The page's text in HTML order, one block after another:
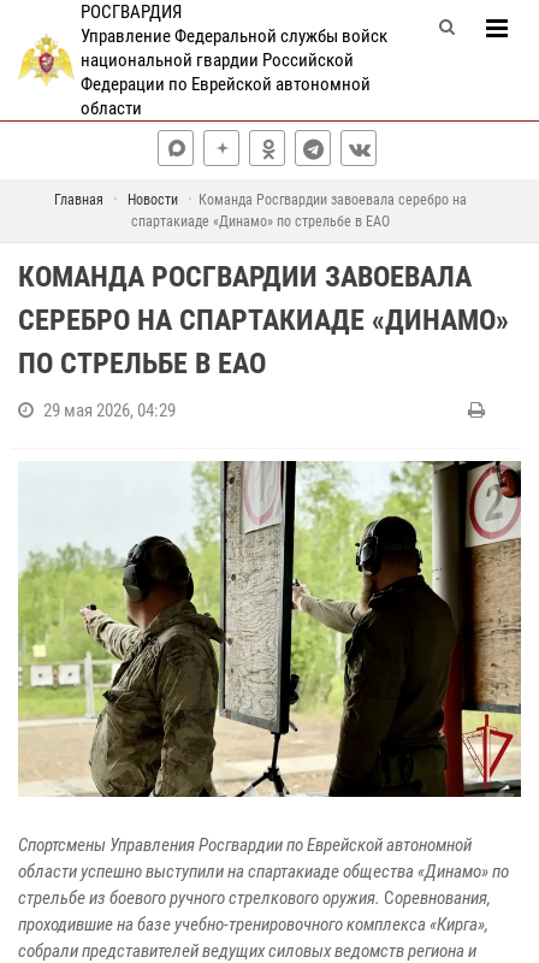
РОСГВАРДИЯ
Управление Федеральной службы войск
национальной гвардии Российской
Федерации по Еврейской автономной
области
Главная Новости
Команда Росгвардии завоевала серебро на
спартакиаде «Динамо» по стрельбе в ЕАО
КОМАНДА РОСГВАРДИИ ЗАВОЕВАЛА
СЕРЕБРО НА СПАРТАКИАДЕ «ДИНАМО»
ПО СТРЕЛЬБЕ В ЕАО
29 мая 2026, 04:29
Спортсмены Управления Росгвардии по Еврейской автономной
области успешно выступили на спартакиаде общества «Динамо» по
стрельбе из боевого ручного стрелкового оружия. Соревнования,
проходившие на базе учебно-тренировочного комплекса «Кирга»,
собрали представителей ведущих силовых ведомств региона и